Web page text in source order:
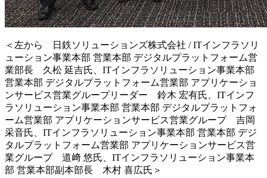
＜左から 日鉄ソリューションズ株式会社 / ITインフラソリ
ューション事業本部 営業本部 デジタルプラットフォーム営
業部長 久松 延吉氏、ITインフラソリューション事業本部
営業本部 デジタルプラットフォーム営業部 アプリケーショ
ンサービス営業グループリーダー 鈴木 宏有氏、ITインフ
ラソリューション事業本部 営業本部 デジタルプラットフォ
ーム営業部 アプリケーションサービス営業グループ 吉岡
采音氏、ITインフラソリューション事業本部 営業本部 デジ
タルプラットフォーム営業部 アプリケーションサービス営
業グループ 道﨑 悠氏、ITインフラソリューション事業本
部 営業本部副本部長 木村 喜広氏＞